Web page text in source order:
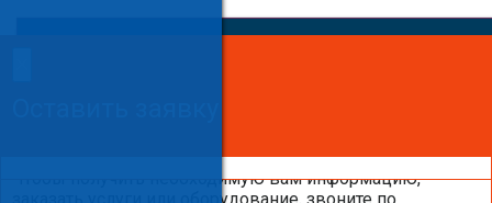
Оставить заявку
Чтобы получить необходимую вам информацию,